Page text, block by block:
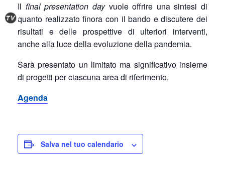
Il final presentation dayvuole offrire una sintesi di
quanto realizzato finora con il bando e discutere dei
risultati e delle prospettive di ulteriori interventi,
anche alla luce della evoluzione della pandemia.
Sarà presentato un limitato ma significativo insieme
di progetti per ciascuna area di riferimento.
Agenda
Salva nel tuo calendario